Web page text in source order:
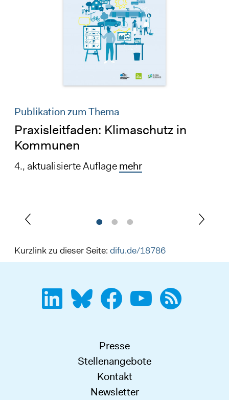
Publikation zum Thema
Praxisleitfaden: Klimaschutz in
Kommunen
4., aktualisierte Auflagemehr
Kurzlink zu dieser Seite: difu.de/18786
Presse
Stellenangebote
Kontakt
Newsletter